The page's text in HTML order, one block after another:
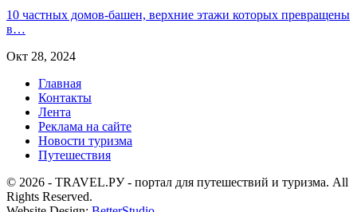
10 частных домов-башен, верхние этажи которых превращены
в…
Окт 28, 2024
Главная
Контакты
Лента
Реклама на сайте
Новости туризма
Путешествия
© 2026 - TRAVEL.РУ - портал для путешествий и туризма. All
Rights Reserved.